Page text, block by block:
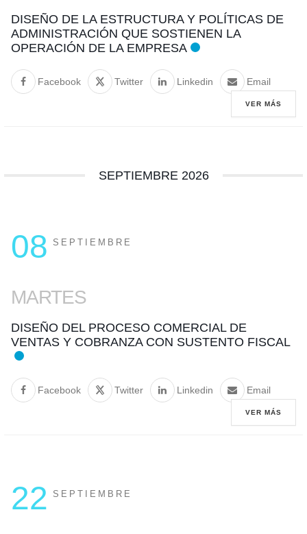
DISEÑO DE LA ESTRUCTURA Y POLÍTICAS DE
ADMINISTRACIÓN QUE SOSTIENEN LA
OPERACIÓN DE LA EMPRESA
Facebook Twitter Linkedin Email
VER MÁS
SEPTIEMBRE 2026
08 SEPTIEMBRE
MARTES
DISEÑO DEL PROCESO COMERCIAL DE
VENTAS Y COBRANZA CON SUSTENTO FISCAL
Facebook Twitter Linkedin Email
VER MÁS
22 SEPTIEMBRE